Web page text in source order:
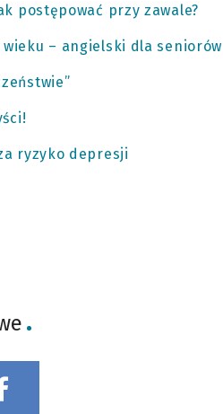
postępować przy zawale?
– angielski dla seniorów
ryzyko depresji